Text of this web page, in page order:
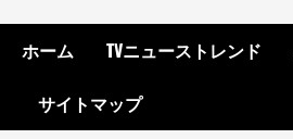
ホーム TVニューストレンド
サイトマップ